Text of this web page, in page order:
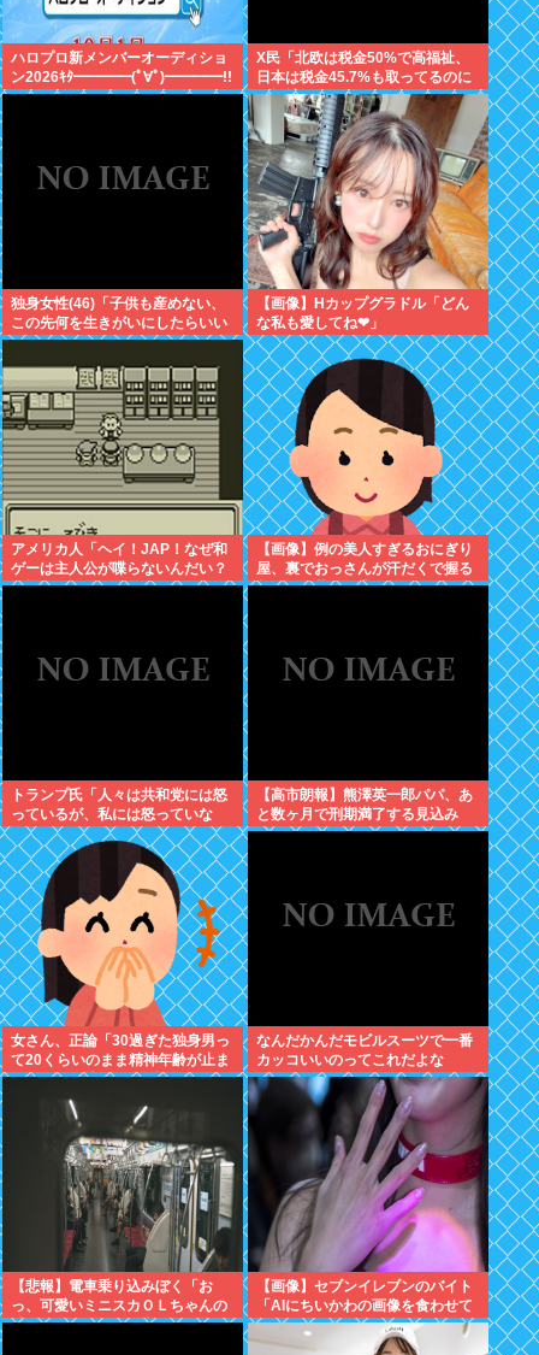
ハロプロ新メンバーオーディショ
ン2026ｷﾀ━━━━(ﾟ∀ﾟ)━━━━!!
X民「北欧は税金50%で高福祉、
日本は税金45.7%も取ってるのに
低福祉、おかしいよ」 11万いいね
独身女性(46)「子供も産めない、
この先何を生きがいにしたらいい
の？」
【画像】Hカップグラドル「どん
な私も愛してね❤」
アメリカ人「ヘイ！JAP！なぜ和
ゲーは主人公が喋らないんだい？
異様だよ？」
【画像】例の美人すぎるおにぎり
屋、裏でおっさんが汗だくで握る
超ド級の共同作業だったwww
トランプ氏「人々は共和党には怒
っているが、私には怒っていな
い」
【高市朗報】熊澤英一郎パパ、あ
と数ヶ月で刑期満了する見込み
女さん、正論「30過ぎた独身男っ
て20くらいのまま精神年齢が止ま
っていて気持ち悪い」話題にwww
なんだかんだモビルスーツで一番
カッコいいのってこれだよな
【悲報】電車乗り込みぼく「お
っ、可愛いミニスカＯＬちゃんの
隣あいてんじゃん！座ったろ！」
【画像】セブンイレブンのバイト
「AIにちいかわの画像を食わせて
っと…できた！」⇒！